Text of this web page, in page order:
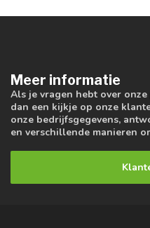
Meer informatie
Als je vragen hebt over
dan een kijkje op onze
onze bedrijfsgegevens,
en verschillende manieren